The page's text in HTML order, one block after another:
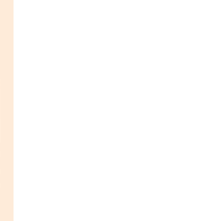
Uang Baru di
(Umum, BNI,
dan BSI) 2026!